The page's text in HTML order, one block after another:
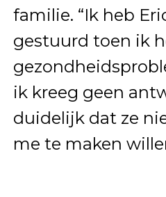
familie. “Ik heb
gestuurd toen ik
ik kreeg geen
duidelijk dat ze
me te maken